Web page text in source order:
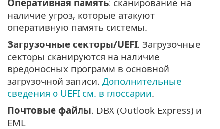
Оперативная память: сканирование на
наличие угроз, которые атакуют
оперативную память системы.
Загрузочные секторы/UEFI. Загрузочные
секторы сканируются на наличие
вредоносных программ в основной
загрузочной записи. Дополнительные
сведения о UEFI см. в глоссарии.
Почтовые файлы. DBX (Outlook Express) и
EML